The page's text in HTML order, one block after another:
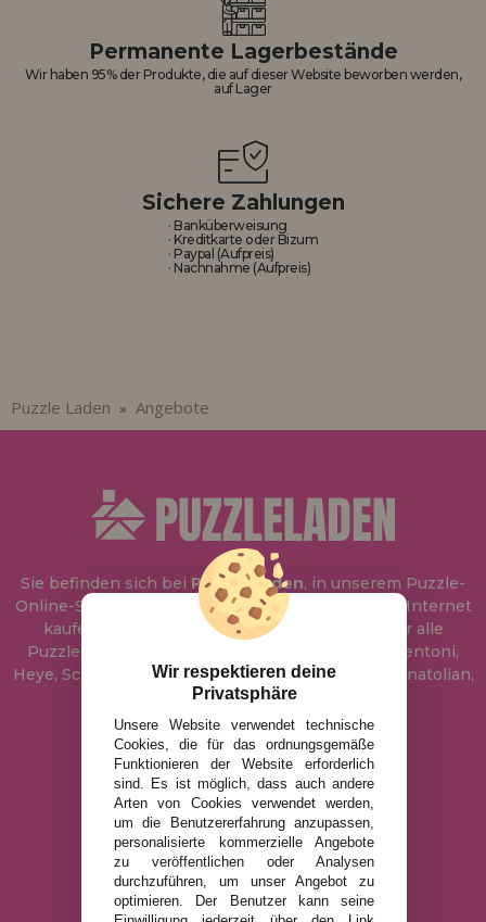
Permanente Lagerbestände
Wir haben 95% der Produkte, die auf dieser Website beworben werden,
auf Lager
Sichere Zahlungen
· Banküberweisung
· Kreditkarte oder Bizum
· Paypal (Aufpreis)
· Nachnahme (Aufpreis)
Puzzle Laden » Angebote
Sie befinden sich bei Puzzle Laden, in unserem Puzzle-
Online-Shop, wo Sie Puzzle zum besten Preis im Internet
kaufen können. In unserem Katalog führen wir alle
Puzzles der Marken Educa, Ravensburger, Clementoni,
Heye, Schmidt, Castorland, Jumbo, Trefl, Piatnik, Anatolian,
Art Puzzle, Gibsons und viele mehr.
info@puzzleladen.de
RECHTLICHE HINWEISE
DATENSCHUTZRICHTLINIE
COOKIE-RICHTLINIE
Wir respektieren deine
Privatsphäre
Unsere Website verwendet technische
Cookies, die für das ordnungsgemäße
Funktionieren der Website erforderlich
sind. Es ist möglich, dass auch andere
Arten von Cookies verwendet werden,
um die Benutzererfahrung anzupassen,
personalisierte kommerzielle Angebote
zu veröffentlichen oder Analysen
durchzuführen, um unser Angebot zu
optimieren. Der Benutzer kann seine